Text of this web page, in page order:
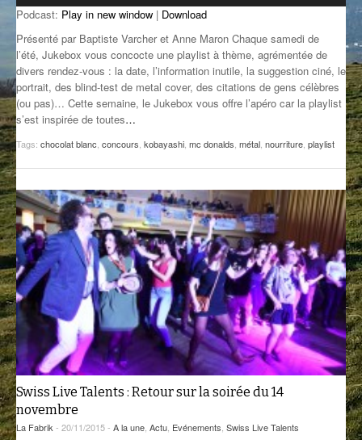
GROOVE N SUN
IL ÉTAIT UNE FOIS
L’ASTUCE DE LA PORTE EN BOIS
LA FABRIK POÉTIK
LA MINUTE LITTÉRAIRE
MUSIQUE DES ANTIPODES
NOS ANCIENS
SONORIK
THEME FORCE
ZIRCONIUM
PLUS DE MIX
Podcast: Play in new window | Download
Présenté par Baptiste Varcher et Anne Maron Chaque samedi de
l’été, Jukebox vous concocte une playlist à thème, agrémentée de
divers rendez-vous : la date, l’information inutile, la suggestion ciné, le
portrait, des blind-test de metal cover, des citations de gens célèbres
(ou pas)… Cette semaine, le Jukebox vous offre l’apéro car la playlist
s’est inspirée de toutes…
Tags: chocolat blanc concours kobayashi mc donalds métal nourriture playlist
Swiss Live Talents : Retour sur la soirée du 14
novembre
La Fabrik - 20/11/2015 - A la une Actu Evénements Swiss Live Talents